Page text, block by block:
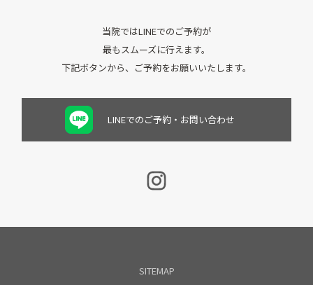
当院ではLINEでのご予約が
最もスムーズに行えます。
下記ボタンから、ご予約をお願いいたします。
LINEでのご予約・お問い合わせ
SITEMAP